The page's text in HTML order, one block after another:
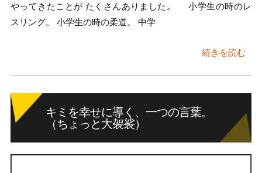
やってきたことが たくさんありました。 小学生の時のレ
スリング。 小学生の時の柔道。 中学
続きを読む
キミを幸せに導く、一つの言葉。
（ちょっと大袈裟）